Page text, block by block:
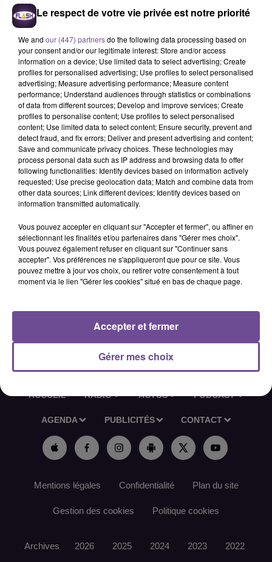
Une structure située à Aubusson
recherche un assistant d’éducation
(H/F).
Une structure située à Aubusson recherche un assistant
d’éducation (H/F). Vous serez chargé de l'encadrement des
pendant les récréations et l’étude. Vous serez en charge du
suivi administratif des absences et de l'accueil des élèves et
des familles. Vous travaillez en étroite collaboration avec les
CPE. Vous devez impérativement avoir au minimum 20 ans
Référence de l’offre France Travail : 197SLSH
ACCUEIL RADIO ACTUS PODCAST
AGENDA PUBLICITÉS CONTACT
Mentions légales Confidentialité Plan du site
Gestion des cookies Politique cookies
Archives 2026 2025 2024 2023 2022
Le respect de votre vie privée est notre priorité
We and our (447) partnersdo the following data processing based on
your consent and/or our legitimate interest: Store and/or access
information on a device; Use limited data to select advertising; Create
profiles for personalised advertising; Use profiles to select personalised
advertising; Measure advertising performance; Measure content
performance; Understand audiences through statistics or combinations
of data from different sources; Develop and improve services; Create
profiles to personalise content; Use profiles to select personalised
content; Use limited data to select content; Ensure security, prevent and
detect fraud, and fix errors; Deliver and present advertising and content;
Save and communicate privacy choices. These technologies may
process personal data such as IP address and browsing data to offer
following functionalities: Identify devices based on information actively
requested; Use precise geolocation data; Match and combine data from
other data sources; Link different devices; Identify devices based on
information transmitted automatically.
Vous pouvez accepter en cliquant sur "Accepter et fermer", ou affiner en
sélectionnant les finalités et/ou partenaires dans "Gérer mes choix".
Vous pouvez également refuser en cliquant sur "Continuer sans
accepter". Vos préférences ne s'appliqueront que pour ce site. Vous
pouvez mettre à jour vos choix, ou retirer votre consentement à tout
moment via le lien "Gérer les cookies" situé en bas de chaque page.
Gérer mes choix
Accepter et fermer